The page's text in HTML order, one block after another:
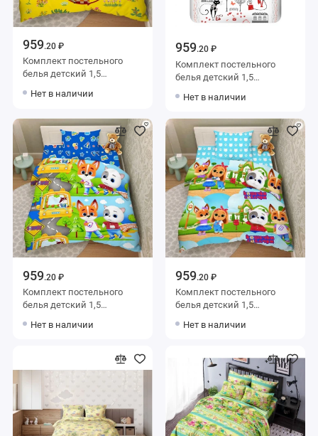
959.20 ₽
Комплект постельного
белья детский 1,5
наволочкой 70х70
Нет в наличии
959.20 ₽
Комплект постельного
белья детский 1,5
наволочкой 70х70
Нет в наличии
959.20 ₽
Комплект постельного
белья детский 1,5
наволочкой 70х70
Нет в наличии
959.20 ₽
Комплект постельного
белья детский 1,5
наволочкой 70х70
Нет в наличии